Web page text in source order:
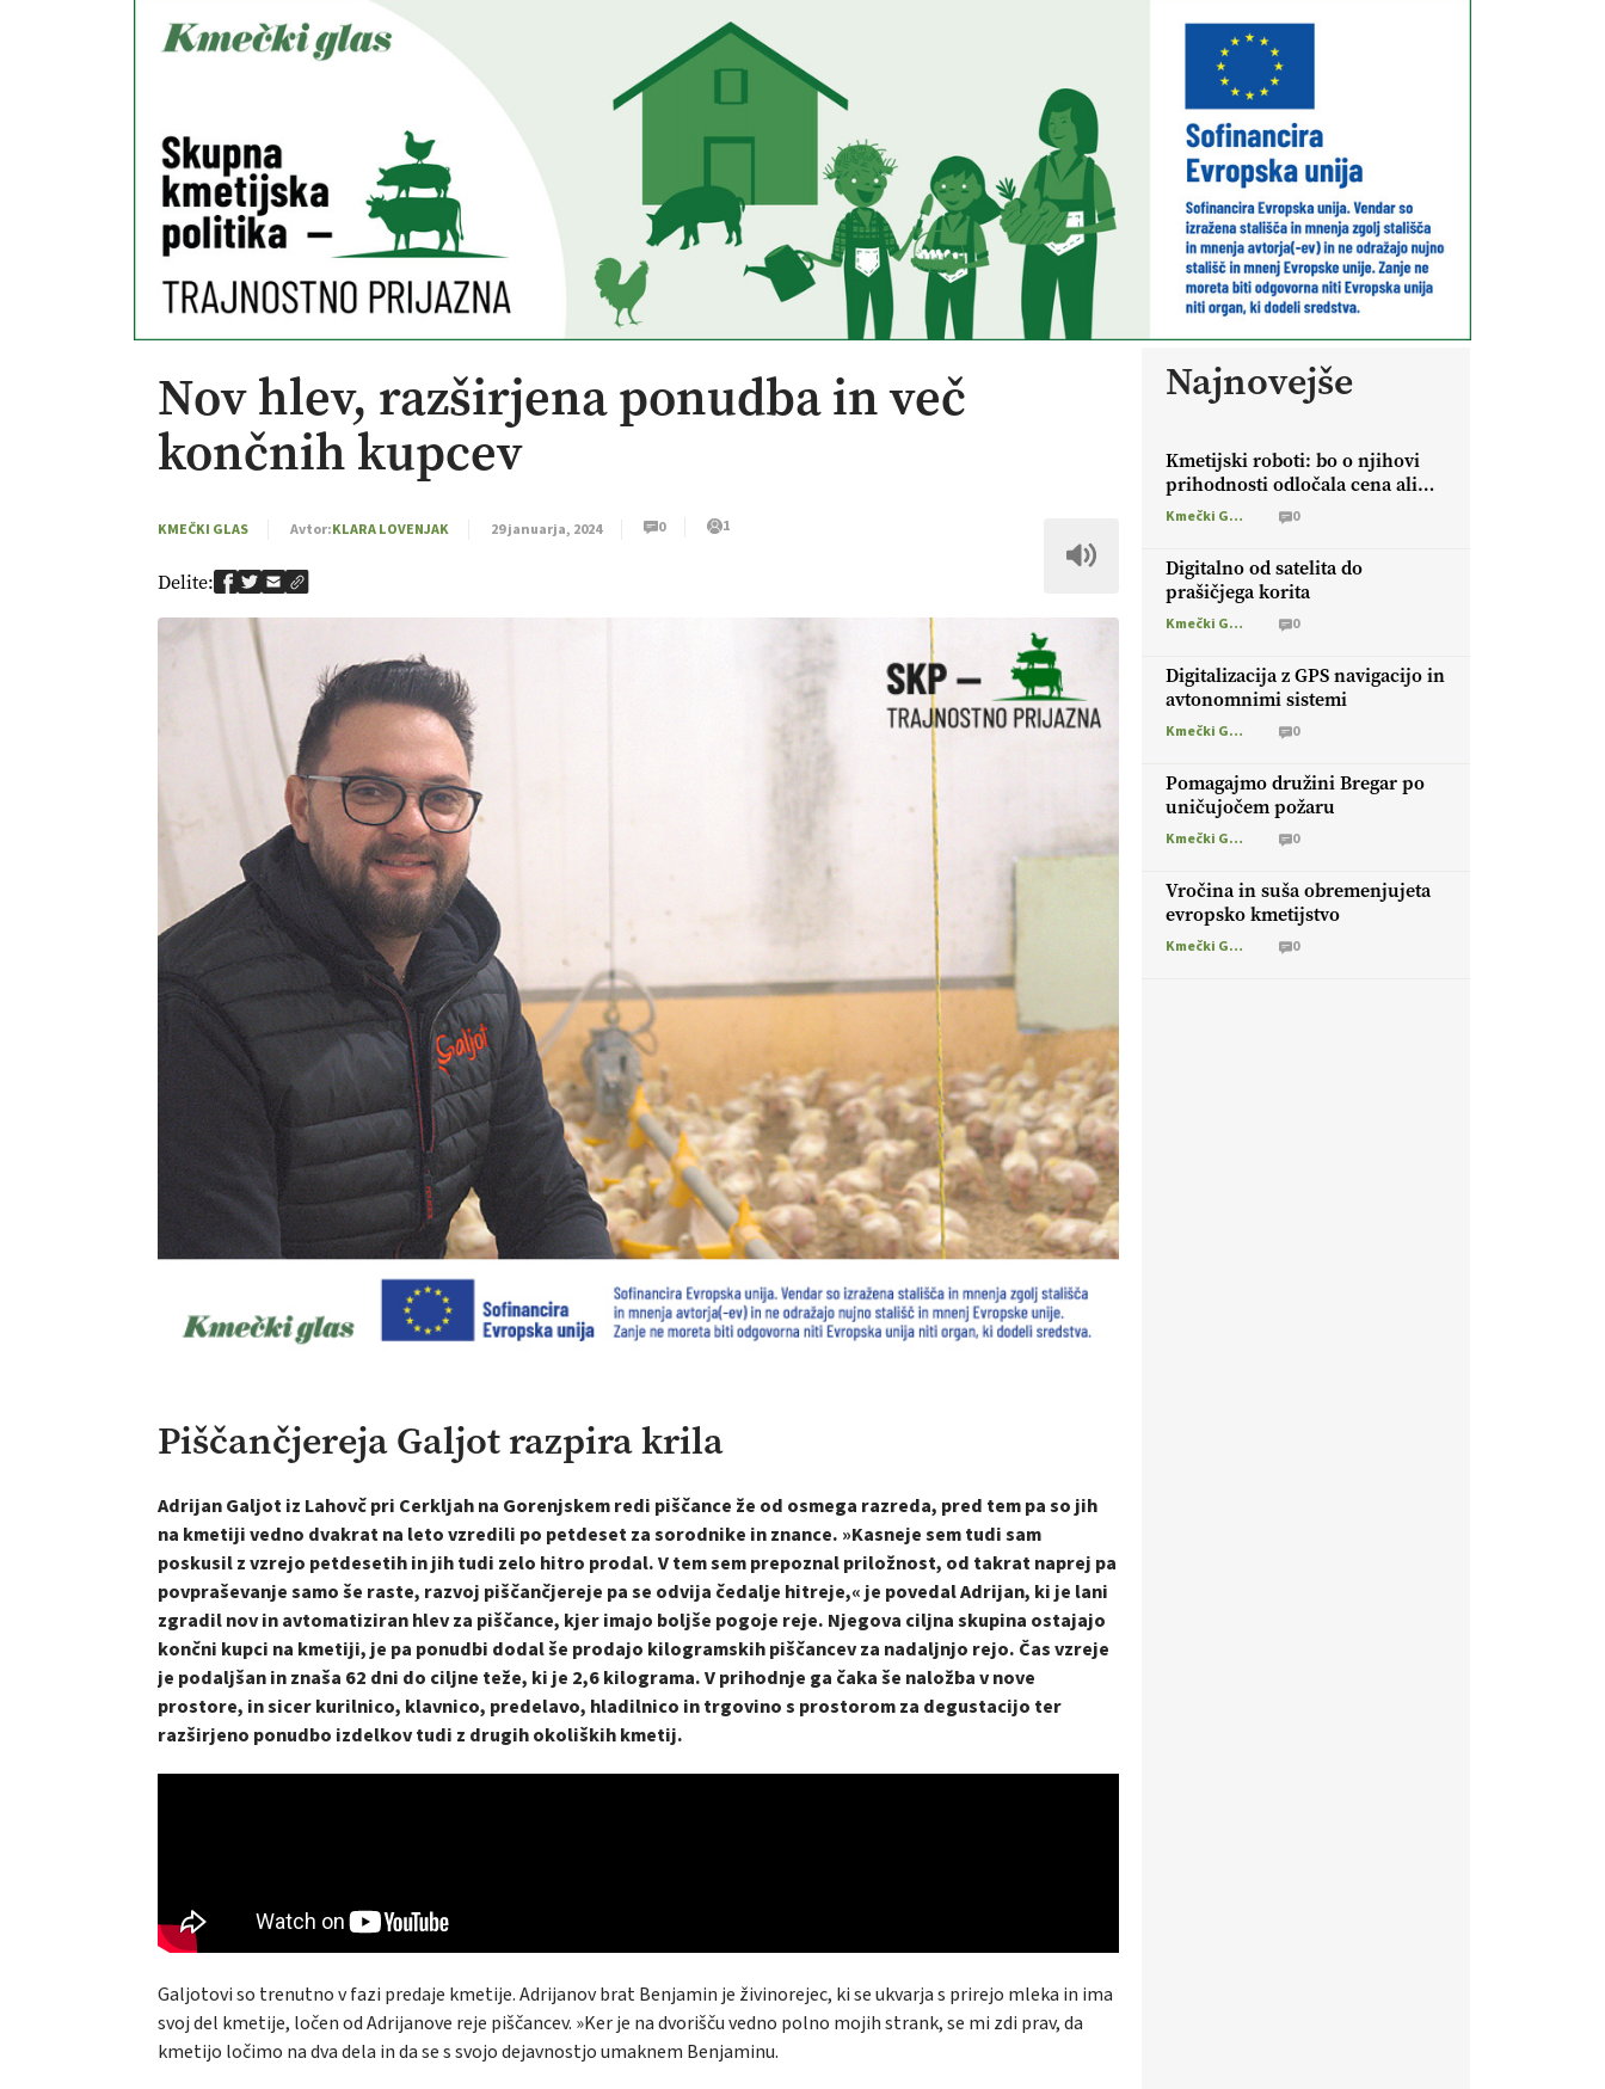
Nov hlev, razširjena ponudba in več
končnih kupcev
KMEČKI GLAS Avtor:KLARA LOVENJAK 29 januarja, 2024 0 1
Delite:
Piščančjereja Galjot razpira krila
Adrijan Galjot iz Lahovč pri Cerkljah na Gorenjskem redi piščance že od osmega razreda, pred tem pa so jih
na kmetiji vedno dvakrat na leto vzredili po petdeset za sorodnike in znance. »Kasneje sem tudi sam
poskusil z vzrejo petdesetih in jih tudi zelo hitro prodal. V tem sem prepoznal priložnost, od takrat naprej pa
povpraševanje samo še raste, razvoj piščančjereje pa se odvija čedalje hitreje,« je povedal Adrijan, ki je lani
zgradil nov in avtomatiziran hlev za piščance, kjer imajo boljše pogoje reje. Njegova ciljna skupina ostajajo
končni kupci na kmetiji, je pa ponudbi dodal še prodajo kilogramskih piščancev za nadaljnjo rejo. Čas vzreje
je podaljšan in znaša 62 dni do ciljne teže, ki je 2,6 kilograma. V prihodnje ga čaka še naložba v nove
prostore, in sicer kurilnico, klavnico, predelavo, hladilnico in trgovino s prostorom za degustacijo ter
razširjeno ponudbo izdelkov tudi z drugih okoliških kmetij.
Galjotovi so trenutno v fazi predaje kmetije. Adrijanov brat Benjamin je živinorejec, ki se ukvarja s prirejo mleka in ima
svoj del kmetije, ločen od Adrijanove reje piščancev. »Ker je na dvorišču vedno polno mojih strank, se mi zdi prav, da
kmetijo ločimo na dva dela in da se s svojo dejavnostjo umaknem Benjaminu.
Najnovejše
Kmetijski roboti: bo o njihovi
prihodnosti odločala cena ali
prednosti za kmetijo?
Kmečki Glas 0
Digitalno od satelita do
prašičjega korita
Kmečki Glas 0
Digitalizacija z GPS navigacijo in
avtonomnimi sistemi
Kmečki Glas 0
Pomagajmo družini Bregar po
uničujočem požaru
Kmečki Glas 0
Vročina in suša obremenjujeta
evropsko kmetijstvo
Kmečki Glas 0